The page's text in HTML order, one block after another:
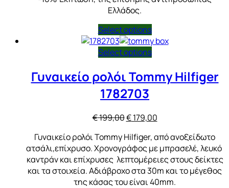
Ελλάδος.
Select options
Select options
Γυναικείο ρολόι Tommy Hilfiger
1782703
€199,00Original
was:
€ 199,00.
€179,00Η
τιμή
είναι:
€ 179,00.
Γυναικείο ρολόι Tommy Hilfiger, από ανοξείδωτο
ατσάλι,επίχρυσο. Χρονογράφος με μπρασελέ, λευκό
καντράν και επίχρυσες λεπτομέρειες στους δείκτες
και τα στοιχεία. Αδιάβροχο στα 30m και το μέγεθος
της κάσας του είναι 40mm.